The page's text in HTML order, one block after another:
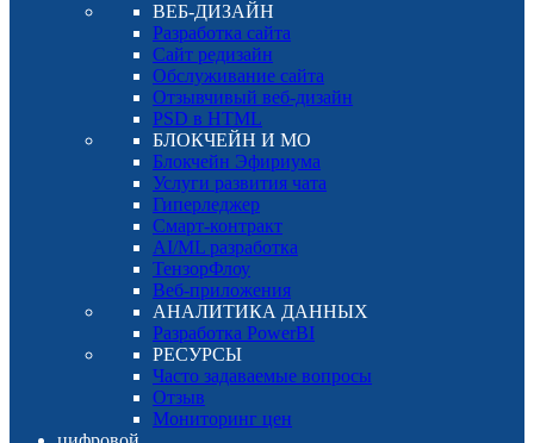
ВЕБ-ДИЗАЙН
Разработка сайта
Сайт редизайн
Обслуживание сайта
Отзывчивый веб-дизайн
PSD в HTML
БЛОКЧЕЙН И МО
Блокчейн Эфириума
Услуги развития чата
Гиперледжер
Смарт-контракт
AI/ML разработка
ТензорФлоу
Веб-приложения
АНАЛИТИКА ДАННЫХ
Разработка PowerBI
РЕСУРСЫ
Часто задаваемые вопросы
Отзыв
Мониторинг цен